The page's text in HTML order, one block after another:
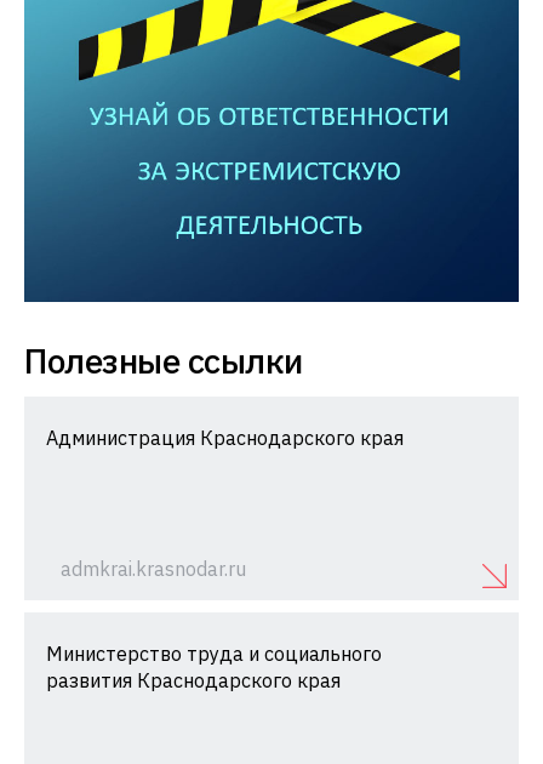
Полезные ссылки
Администрация Краснодарского края
admkrai.krasnodar.ru
Министерство труда и социального
развития Краснодарского края